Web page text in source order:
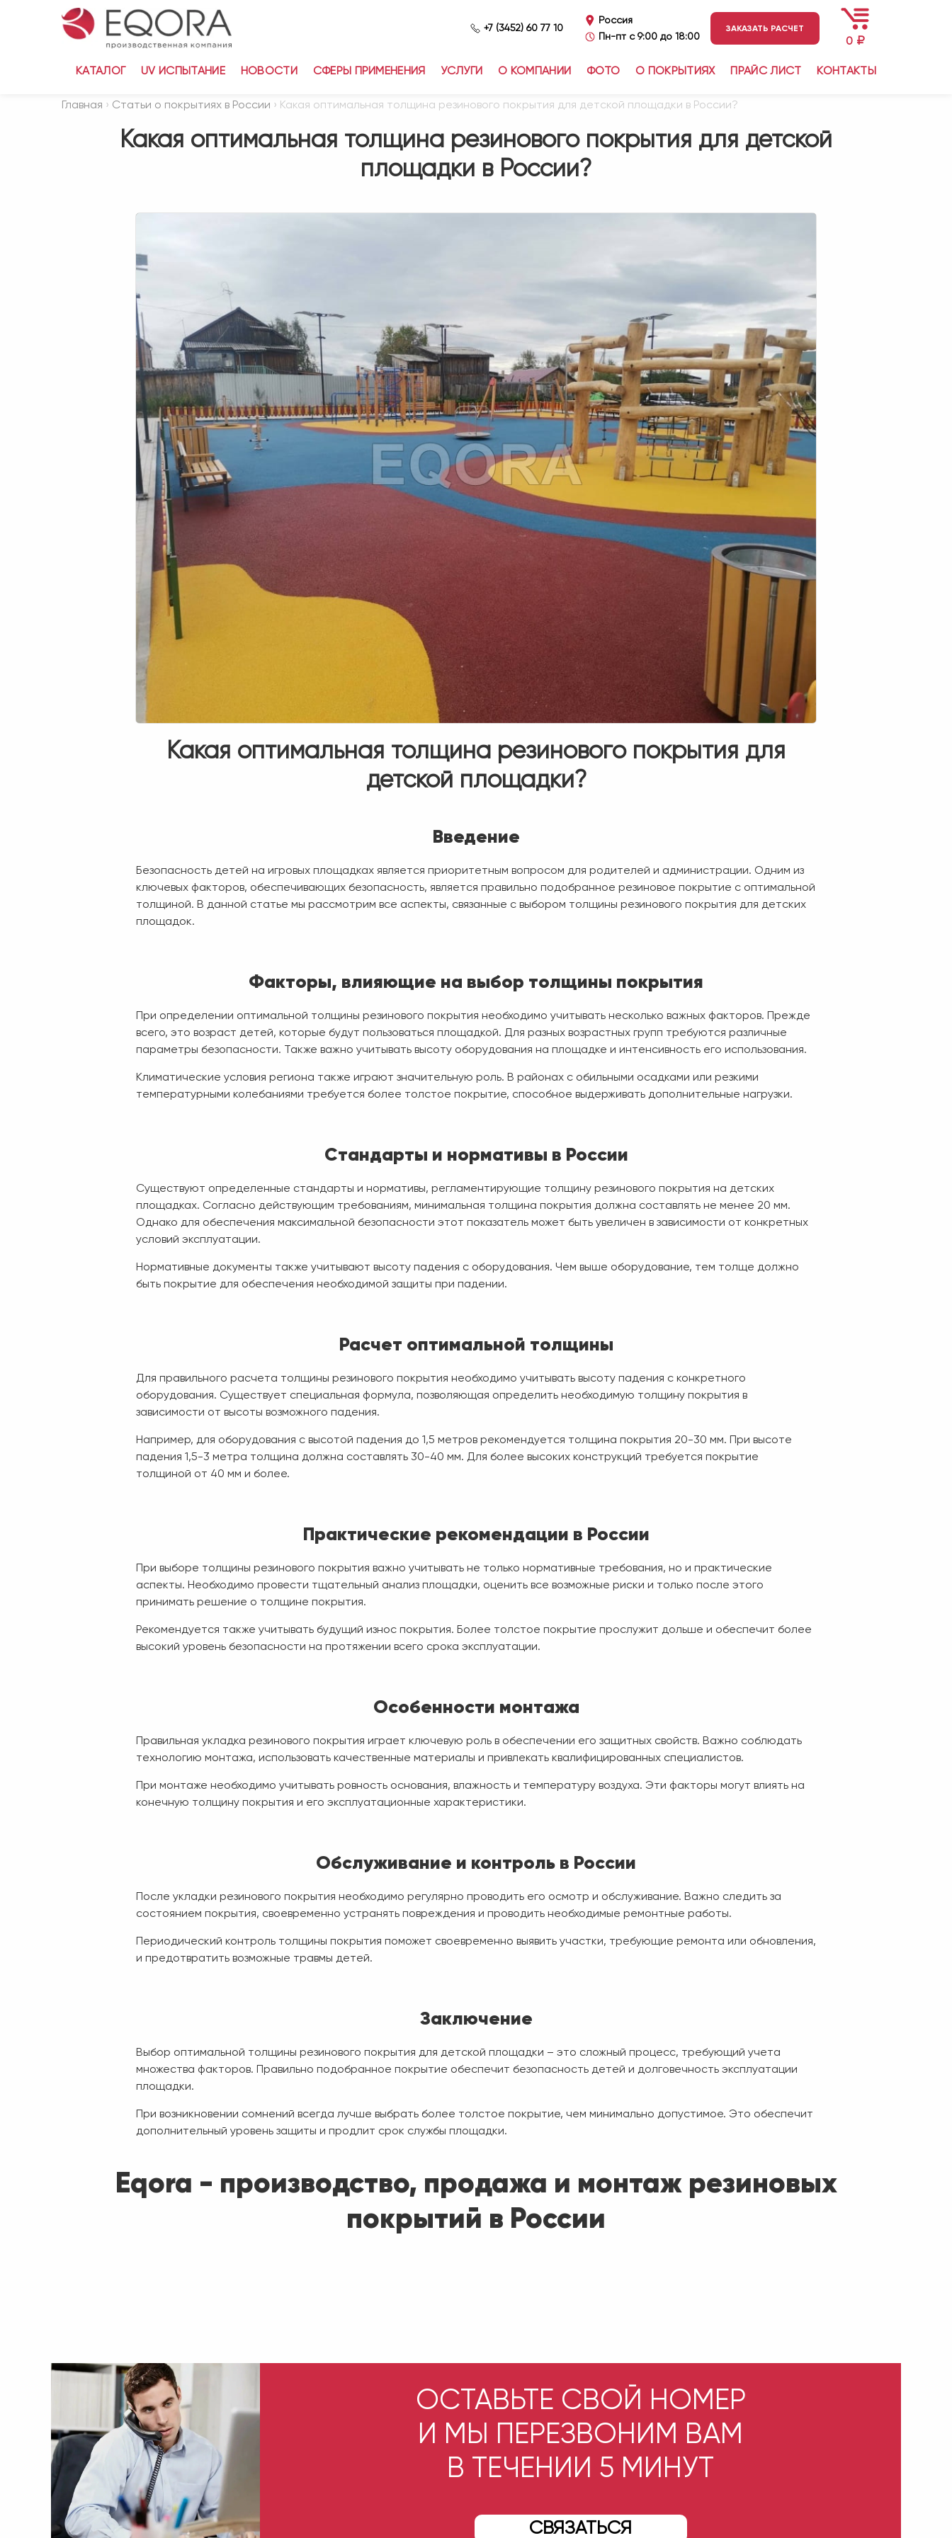
+7 (3452) 60 77 10
Россия
Пн-пт с 9:00 до 18:00
ЗАКАЗАТЬ РАСЧЕТ
0₽
КАТАЛОГ UV ИСПЫТАНИЕ НОВОСТИ СФЕРЫ ПРИМЕНЕНИЯ УСЛУГИ О КОМПАНИИ ФОТО О ПОКРЫТИЯХ ПРАЙС ЛИСТ КОНТАКТЫ
Главная › Статьи о покрытиях в России › Какая оптимальная толщина резинового покрытия для детской площадки в России?
Какая оптимальная толщина резинового покрытия для детской
площадки в России?
Какая оптимальная толщина резинового покрытия для
детской площадки?
Введение
Безопасность детей на игровых площадках является приоритетным вопросом для родителей и администрации. Одним из
ключевых факторов, обеспечивающих безопасность, является правильно подобранное резиновое покрытие с оптимальной
толщиной. В данной статье мы рассмотрим все аспекты, связанные с выбором толщины резинового покрытия для детских
площадок.
Факторы, влияющие на выбор толщины покрытия
При определении оптимальной толщины резинового покрытия необходимо учитывать несколько важных факторов. Прежде
всего, это возраст детей, которые будут пользоваться площадкой. Для разных возрастных групп требуются различные
параметры безопасности. Также важно учитывать высоту оборудования на площадке и интенсивность его использования.
Климатические условия региона также играют значительную роль. В районах с обильными осадками или резкими
температурными колебаниями требуется более толстое покрытие, способное выдерживать дополнительные нагрузки.
Стандарты и нормативы в России
Существуют определенные стандарты и нормативы, регламентирующие толщину резинового покрытия на детских
площадках. Согласно действующим требованиям, минимальная толщина покрытия должна составлять не менее 20 мм.
Однако для обеспечения максимальной безопасности этот показатель может быть увеличен в зависимости от конкретных
условий эксплуатации.
Нормативные документы также учитывают высоту падения с оборудования. Чем выше оборудование, тем толще должно
быть покрытие для обеспечения необходимой защиты при падении.
Расчет оптимальной толщины
Для правильного расчета толщины резинового покрытия необходимо учитывать высоту падения с конкретного
оборудования. Существует специальная формула, позволяющая определить необходимую толщину покрытия в
зависимости от высоты возможного падения.
Например, для оборудования с высотой падения до 1,5 метров рекомендуется толщина покрытия 20-30 мм. При высоте
падения 1,5-3 метра толщина должна составлять 30-40 мм. Для более высоких конструкций требуется покрытие
толщиной от 40 мм и более.
Практические рекомендации в России
При выборе толщины резинового покрытия важно учитывать не только нормативные требования, но и практические
аспекты. Необходимо провести тщательный анализ площадки, оценить все возможные риски и только после этого
принимать решение о толщине покрытия.
Рекомендуется также учитывать будущий износ покрытия. Более толстое покрытие прослужит дольше и обеспечит более
высокий уровень безопасности на протяжении всего срока эксплуатации.
Особенности монтажа
Правильная укладка резинового покрытия играет ключевую роль в обеспечении его защитных свойств. Важно соблюдать
технологию монтажа, использовать качественные материалы и привлекать квалифицированных специалистов.
При монтаже необходимо учитывать ровность основания, влажность и температуру воздуха. Эти факторы могут влиять на
конечную толщину покрытия и его эксплуатационные характеристики.
Обслуживание и контроль в России
После укладки резинового покрытия необходимо регулярно проводить его осмотр и обслуживание. Важно следить за
состоянием покрытия, своевременно устранять повреждения и проводить необходимые ремонтные работы.
Периодический контроль толщины покрытия поможет своевременно выявить участки, требующие ремонта или обновления,
и предотвратить возможные травмы детей.
Заключение
Выбор оптимальной толщины резинового покрытия для детской площадки – это сложный процесс, требующий учета
множества факторов. Правильно подобранное покрытие обеспечит безопасность детей и долговечность эксплуатации
площадки.
При возникновении сомнений всегда лучше выбрать более толстое покрытие, чем минимально допустимое. Это обеспечит
дополнительный уровень защиты и продлит срок службы площадки.
Eqora - производство, продажа и монтаж резиновых
покрытий в России
ОСТАВЬТЕ СВОЙ НОМЕР
И МЫ ПЕРЕЗВОНИМ ВАМ
В ТЕЧЕНИИ 5 МИНУТ
СВЯЗАТЬСЯ